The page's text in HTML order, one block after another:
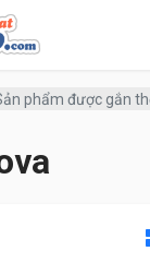
phẩm được gắn